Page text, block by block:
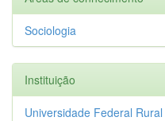
Sociologia
Instituição
Universidade Federal